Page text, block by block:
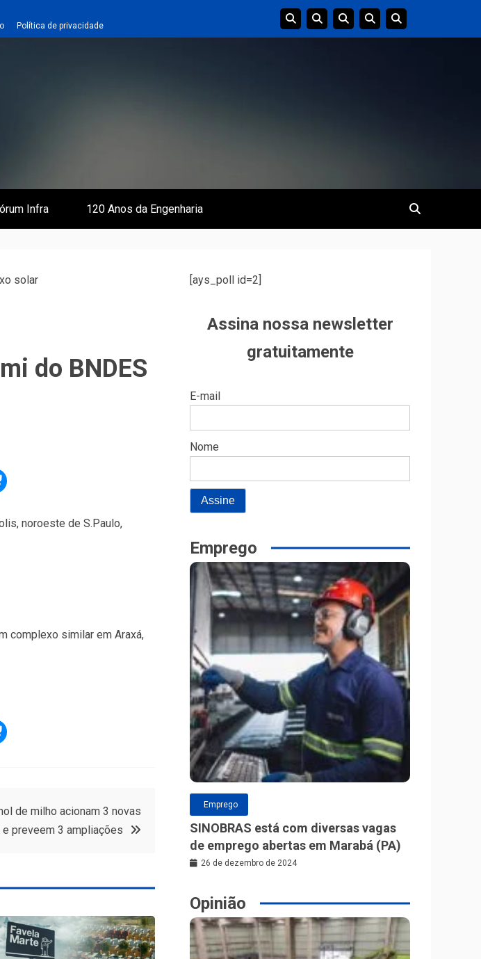
Política de privacidade
Infra 120 Anos da Engenharia
solar
do BNDES
noroeste de S.Paulo,
complexo similar em Araxá,
de milho acionam 3 novas
e preveem 3 ampliações
[ays_poll id=2]
Assina nossa newsletter
gratuitamente
E-mail
Nome
Emprego
Emprego
SINOBRAS está com diversas vagas
de emprego abertas em Marabá (PA)
26 de dezembro de 2024
Opinião